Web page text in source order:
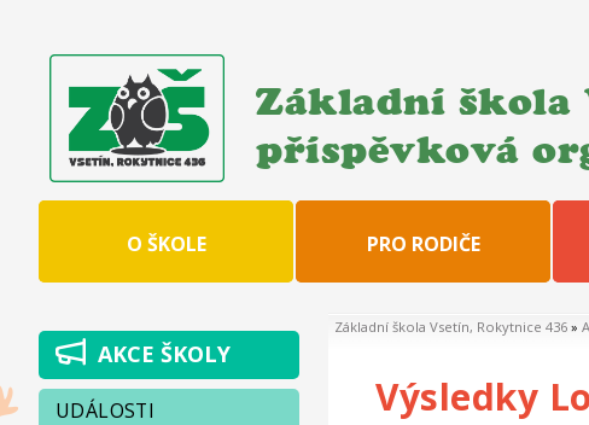
Základní škola
příspěvková
O ŠKOLE PRO RODIČE
Základní škola Vsetín, Rokytnice 436 »
Výsledky
AKCE ŠKOLY
UDÁLOSTI